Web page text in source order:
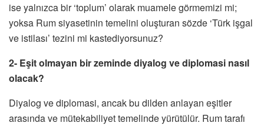
ise yalnızca bir ‘toplum’ olarak muamele görmemizi mi;
yoksa Rum siyasetinin temelini oluşturan sözde ‘Türk işgal
ve istilası’ tezini mi kastediyorsunuz?
2- Eşit olmayan bir zeminde diyalog ve diplomasi nasıl
olacak?
Diyalog ve diplomasi, ancak bu dilden anlayan eşitler
arasında ve mütekabiliyet temelinde yürütülür. Rum tarafı